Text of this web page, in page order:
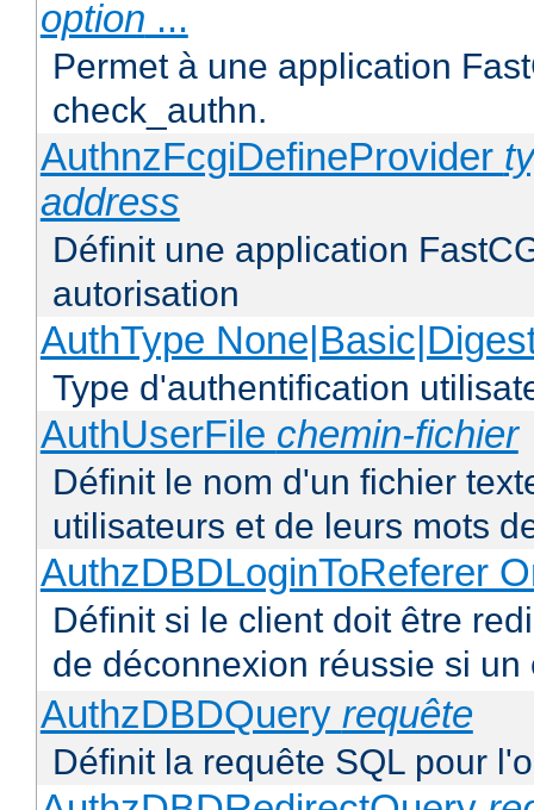
option ...
Permet à une application
check_authn.
AuthnzFcgiDefineProvider
address
Définit une application
autorisation
AuthType
Type d'authentification
AuthUserFile chemin-fichier
Définit le nom d'un fichier
utilisateurs et de leurs mots
AuthzDBDLoginToReferer
Définit si le client doit être
de déconnexion réussie si
AuthzDBDQuery requête
Définit la requête SQL pour